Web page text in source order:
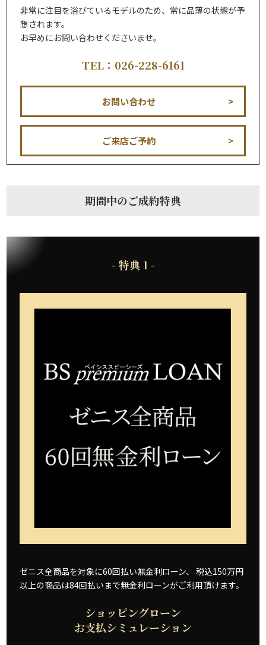
非常に注目を浴びているモデルのため、常に品薄の状態が予
想されます。
お早めにお問い合わせくださいませ。
TEL：026-228-6161
お問い合わせ
ご来店ご予約
期間中のご成約特典
- 特典 1 -
ゼニス全商品を対象に60回払い無金利ローン、
税込150万円
以上の商品は84回払いまで無金利ローンがご利用頂けます。
ショッピングローン
お支払シミュレーション